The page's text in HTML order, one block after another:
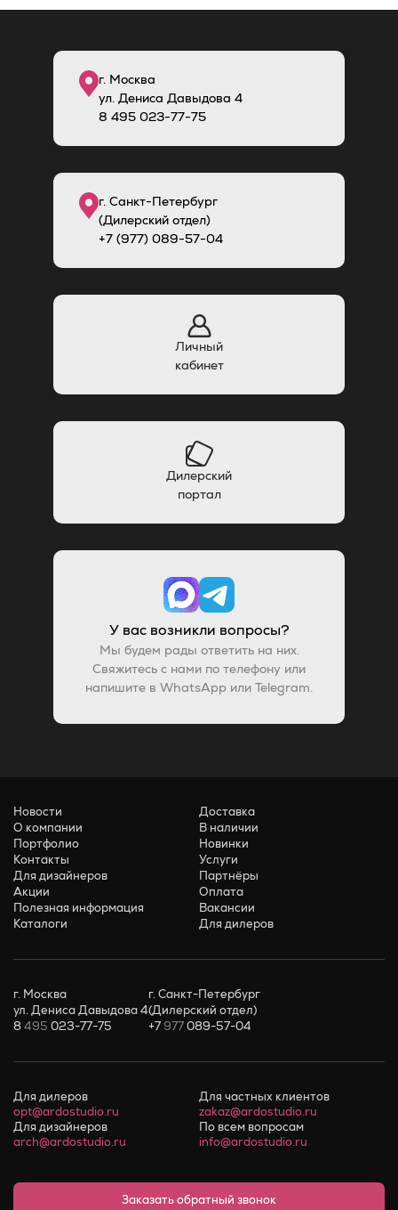
г. Москва
ул. Дениса Давыдова 4
8 495 023-77-75
г. Санкт-Петербург
(Дилерский отдел)
+7 (977) 089-57-04
Личный
кабинет
Дилерский
портал
У вас возникли вопросы?
Мы будем рады ответить на них.
Свяжитесь с нами по телефону или
напишите в WhatsApp или Telegram.
Новости
О компании
Портфолио
Контакты
Для дизайнеров
Акции
Полезная информация
Каталоги
Доставка
В наличии
Новинки
Услуги
Партнёры
Оплата
Вакансии
Для дилеров
г. Москва
ул. Дениса Давыдова 4
8495 023-77-75
г. Санкт-Петербург
(Дилерский отдел)
+7977089-57-04
Для дилеров
opt@ardostudio.ru
Для частных клиентов
zakaz@ardostudio.ru
Для дизайнеров
arch@ardostudio.ru
По всем вопросам
info@ardostudio.ru
Заказать обратный звонок